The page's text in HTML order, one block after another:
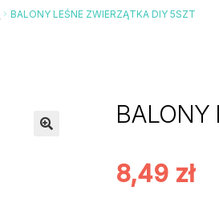
BALONY LEŚNE ZWIERZĄTKA DIY 5SZT
BALONY
8,49 zł